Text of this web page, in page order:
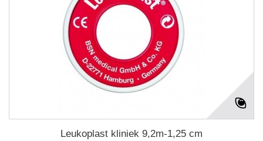
Leukoplast kliniek 9,2m-1,25 cm